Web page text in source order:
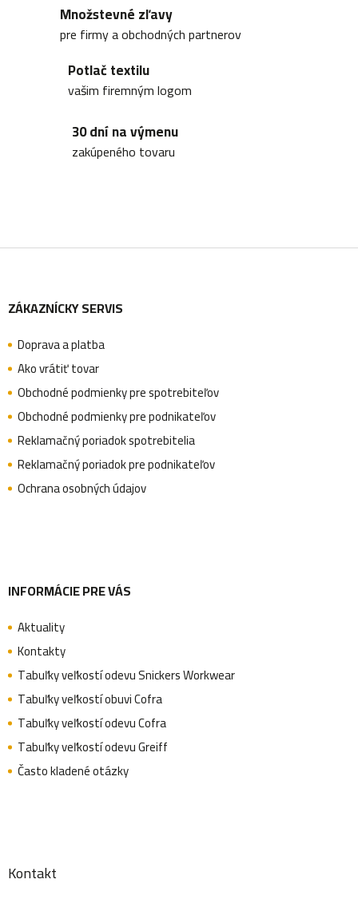
d
e
s
u
Množstevné zľavy
pre firmy a obchodných partnerov
Potlač textilu
vašim firemným logom
30 dní na výmenu
zakúpeného tovaru
á
p
ä
t
e
ZÁKAZNÍCKY SERVIS
Doprava a platba
Ako vrátiť tovar
Obchodné podmienky pre spotrebiteľov
Obchodné podmienky pre podnikateľov
Reklamačný poriadok spotrebitelia
Reklamačný poriadok pre podnikateľov
Ochrana osobných údajov
INFORMÁCIE PRE VÁS
Aktuality
Kontakty
Tabuľky veľkostí odevu Snickers Workwear
Tabuľky veľkostí obuvi Cofra
Tabuľky veľkostí odevu Cofra
Tabuľky veľkostí odevu Greiff
Často kladené otázky
Kontakt